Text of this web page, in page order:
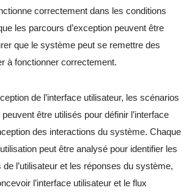
correctement dans les conditions
les parcours d’exception peuvent être
que le système peut se remettre des
à fonctionner correctement.
de l’interface utilisateur, les scénarios
peuvent être utilisés pour définir l’interface
des interactions du système. Chaque
peut être analysé pour identifier les
l’utilisateur et les réponses du système,
l’interface utilisateur et le flux